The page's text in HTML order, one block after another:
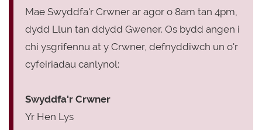
Mae Swyddfa'r Crwner ar agor o 8am tan 4pm,
dydd Llun tan ddydd Gwener. Os bydd angen i
chi ysgrifennu at y Crwner, defnyddiwch un o'r
cyfeiriadau canlynol:
Swyddfa'r Crwner
Yr Hen Lys